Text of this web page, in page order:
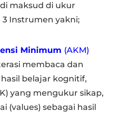
maksud di ukur
Instrumen yakni;
Minimum (AKM)
membaca dan
belajar kognitif,
yang mengukur sikap,
(values) sebagai hasil